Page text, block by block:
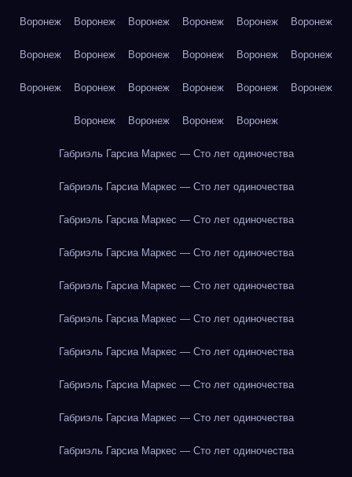
Воронеж Воронеж Воронеж Воронеж Воронеж Воронеж
Воронеж Воронеж Воронеж Воронеж Воронеж Воронеж
Воронеж Воронеж Воронеж Воронеж Воронеж Воронеж
Воронеж Воронеж Воронеж Воронеж
Габриэль Гарсиа Маркес — Сто лет одиночества
Габриэль Гарсиа Маркес — Сто лет одиночества
Габриэль Гарсиа Маркес — Сто лет одиночества
Габриэль Гарсиа Маркес — Сто лет одиночества
Габриэль Гарсиа Маркес — Сто лет одиночества
Габриэль Гарсиа Маркес — Сто лет одиночества
Габриэль Гарсиа Маркес — Сто лет одиночества
Габриэль Гарсиа Маркес — Сто лет одиночества
Габриэль Гарсиа Маркес — Сто лет одиночества
Габриэль Гарсиа Маркес — Сто лет одиночества